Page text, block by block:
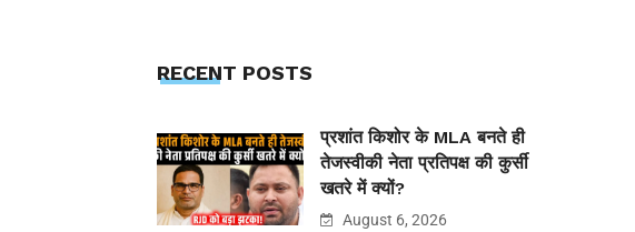
RECENT POSTS
प्रशांत किशोर के MLA बनते ही
तेजस्वीकी नेता प्रतिपक्ष की कुर्सी
खतरे में क्यों?
August 6, 2026